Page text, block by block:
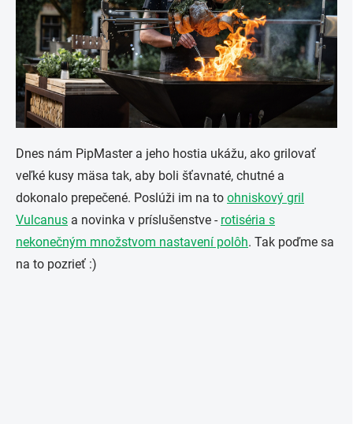
Dnes nám PipMaster a jeho hostia ukážu, ako grilovať
veľké kusy mäsa tak, aby boli šťavnaté, chutné a
dokonalo prepečené. Poslúži im na to ohniskový gril
Vulcanus a novinka v príslušenstve - rotiséria s
nekonečným množstvom nastavení polôh. Tak poďme sa
na to pozrieť :)